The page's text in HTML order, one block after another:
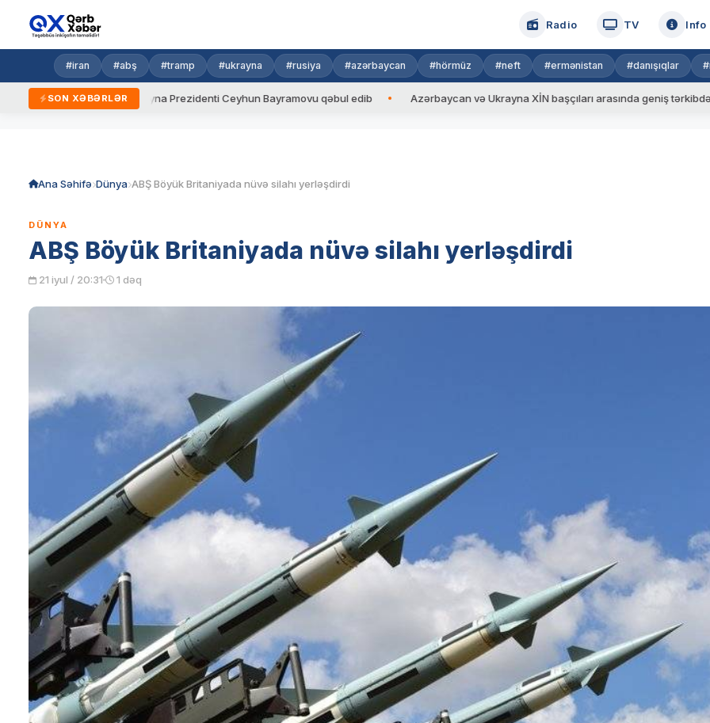
Radio TV Info
#iran #abş #tramp #ukrayna #rusiya #azərbaycan #hörmüz #neft #ermənistan #danışıqlar
SON XƏBƏRLƏR
Ukrayna Prezidenti Ceyhun Bayramovu qəbul edib Azərbaycan və Ukrayna XİN başçıları arasında geniş tərkibdə görüş
Ana Səhifə Dünya ABŞ Böyük Britaniyada nüvə silahı yerləşdirdi
DÜNYA
ABŞ Böyük Britaniyada nüvə silahı yerləşdirdi
21 iyul / 20:31 1 dəq